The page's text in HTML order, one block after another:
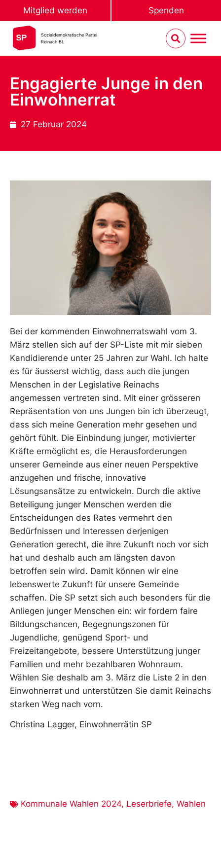
Mitglied werden Spenden
Sozialdemokratische Partei
Reinach BL
Engagierte Junge in den
Einwohnerrat
27 Februar 2024
Bei der kommenden Einwohnerratswahl vom 3.
März stellen sich auf der SP-Liste mit mir sieben
Kandidierende unter 25 Jahren zur Wahl. Ich halte
es für äusserst wichtig, dass auch die jungen
Menschen in der Legislative Reinachs
angemessen vertreten sind. Mit einer grösseren
Repräsentation von uns Jungen bin ich überzeugt,
dass sich meine Generation mehr gesehen und
gehört fühlt. Die Einbindung junger, motivierter
Kräfte ermöglicht es, die Herausforderungen
unserer Gemeinde aus einer neuen Perspektive
anzugehen und frische, innovative
Lösungsansätze zu entwickeln. Durch die aktive
Beteiligung junger Menschen werden die
Entscheidungen des Rates vermehrt den
Bedürfnissen und Interessen derjenigen
Generation gerecht, die ihre Zukunft noch vor sich
hat und deshalb auch am längsten davon
betroffen sein wird. Damit können wir eine
lebenswerte Zukunft für unsere Gemeinde
schaffen. Die SP setzt sich auch besonders für die
Anliegen junger Menschen ein: wir fordern faire
Bildungschancen, Begegnungszonen für
Jugendliche, genügend Sport- und
Freizeitangebote, bessere Unterstützung junger
Familien und mehr bezahlbaren Wohnraum.
Wählen Sie deshalb am 3. März die Liste 2 in den
Einwohnerrat und unterstützen Sie damit Reinachs
starken Weg nach vorn.
Christina Lagger, Einwohnerrätin SP
Kommunale Wahlen 2024, Leserbriefe, Wahlen